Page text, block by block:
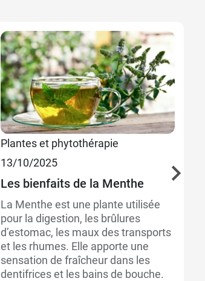
Plantes et phytothérapie
13/10/2025
Les bienfaits de la Menthe
La Menthe est une plante utilisée
pour la digestion, les brûlures
d’estomac, les maux des transports
et les rhumes. Elle apporte une
sensation de fraîcheur dans les
dentifrices et les bains de bouche.